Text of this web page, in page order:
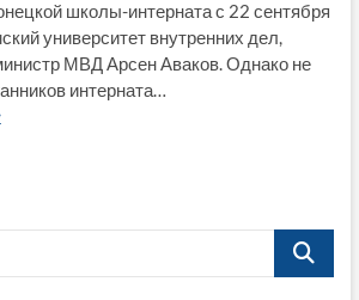
школы-интерната с 22 сентября
университет внутренних дел,
МВД Арсен Аваков. Однако не
интерната…
Поиск…